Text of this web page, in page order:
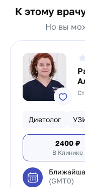
К этому
Но вы
Диетолог
2400 ₽
В Клинике
(GMT0)